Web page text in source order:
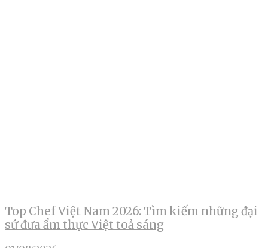
Top Chef Việt Nam 2026: Tìm kiếm những đại
sứ đưa ẩm thực Việt toả sáng